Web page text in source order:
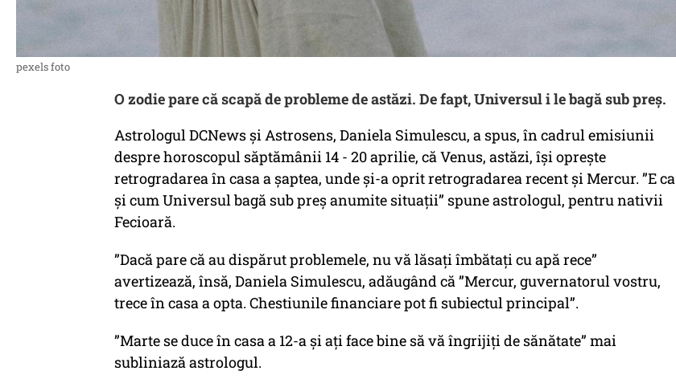
pexels foto
O zodie pare că scapă de probleme de astăzi. De fapt, Universul i le bagă sub preș.
Astrologul DCNews și Astrosens, Daniela Simulescu, a spus, în cadrul emisiunii
despre horoscopul săptămânii 14 - 20 aprilie, că Venus, astăzi, își oprește
retrogradarea în casa a șaptea, unde și-a oprit retrogradarea recent și Mercur. ”E ca
și cum Universul bagă sub preș anumite situații” spune astrologul, pentru nativii
Fecioară.
”Dacă pare că au dispărut problemele, nu vă lăsați îmbătați cu apă rece”
avertizează, însă, Daniela Simulescu, adăugând că ”Mercur, guvernatorul vostru,
trece în casa a opta. Chestiunile financiare pot fi subiectul principal”.
”Marte se duce în casa a 12-a și ați face bine să vă îngrijiți de sănătate” mai
subliniază astrologul.